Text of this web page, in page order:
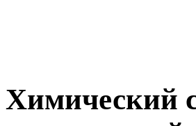
Химический